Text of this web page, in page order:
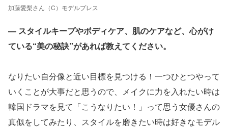
加藤愛梨さん（C）モデルプレス
― スタイルキープやボディケア、肌のケアなど、心がけ
ている“美の秘訣”があれば教えてください。
なりたい自分像と近い目標を見つける！一つひとつやって
いくことが大事だと思うので、メイクに力を入れたい時は
韓国ドラマを見て「こうなりたい！」って思う女優さんの
真似をしてみたり、スタイルを磨きたい時は好きなモデル